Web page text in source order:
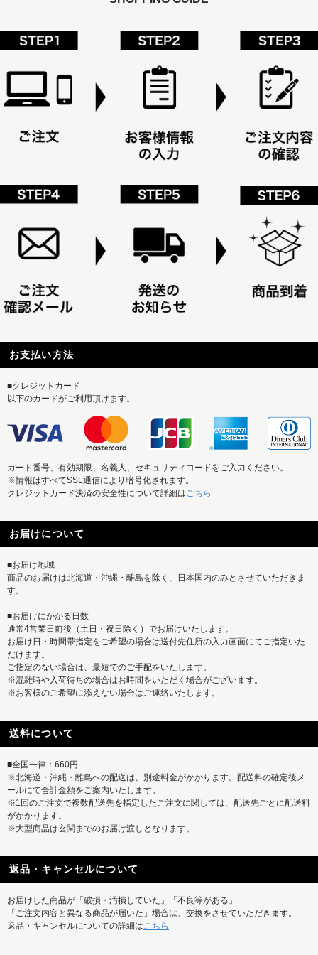
お支払い方法
■クレジットカード
以下のカードがご利用頂けます。
カード番号、有効期限、名義人、セキュリティコードをご入力ください。
※情報はすべてSSL通信により暗号化されます。
クレジットカード決済の安全性について詳細はこちら
お届けについて
■お届け地域
商品のお届けは北海道・沖縄・離島を除く、日本国内のみとさせていただきま
す。
■お届けにかかる日数
通常4営業日前後（土日・祝日除く）でお届けいたします。
お届け日・時間帯指定をご希望の場合は送付先住所の入力画面にてご指定いた
だけます。
ご指定のない場合は、最短でのご手配をいたします。
※混雑時や入荷待ちの場合はお時間をいただく場合がございます。
※お客様のご希望に添えない場合はご連絡いたします。
送料について
■全国一律：660円
※北海道・沖縄・離島への配送は、別途料金がかかります。配送料の確定後メ
ールにて合計金額をご案内いたします。
※1回のご注文で複数配送先を指定したご注文に関しては、配送先ごとに配送料
がかかります。
※大型商品は玄関までのお届け渡しとなります。
返品・キャンセルについて
お届けした商品が「破損・汚損していた」「不良等がある」
「ご注文内容と異なる商品が届いた」場合は、交換をさせていただきます。
返品・キャンセルについての詳細はこちら